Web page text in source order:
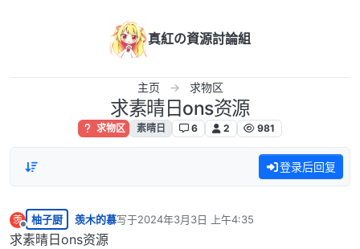
真紅の資源討論組
主页 求物区
求素晴日ons资源
求物区 素晴日 6 2 981
登录后回复
羡
离线
柚子厨 羡木的慕写于2024年3月3日 上午4:35
最后由 编辑
求素晴日ons资源